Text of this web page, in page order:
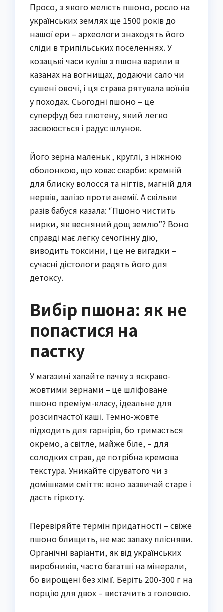
Просо, з якого мелють пшоно, росло на
українських землях ще 1500 років до
нашої ери – археологи знаходять його
сліди в трипільських поселеннях. У
козацькі часи куліш з пшона варили в
казанах на вогнищах, додаючи сало чи
сушені овочі, і ця страва рятувала воїнів
у походах. Сьогодні пшоно – це
суперфуд без глютену, який легко
засвоюється і радує шлунок.
Його зерна маленькі, круглі, з ніжною
оболонкою, що ховає скарби: кремній
для блиску волосся та нігтів, магній для
нервів, залізо проти анемії. А скільки
разів бабуся казала: “Пшоно чистить
нирки, як весняний дощ землю”? Воно
справді має легку сечогінну дію,
виводить токсини, і це не вигадки –
сучасні дієтологи радять його для
детоксу.
Вибір пшона: як не
попастися на
пастку
У магазині хапайте пачку з яскраво-
жовтими зернами – це шліфоване
пшоно преміум-класу, ідеальне для
розсипчастої каші. Темно-жовте
підходить для гарнірів, бо тримається
окремо, а світле, майже біле, – для
солодких страв, де потрібна кремова
текстура. Уникайте сіруватого чи з
домішками сміття: воно зазвичай старе і
дасть гіркоту.
Перевіряйте термін придатності – свіже
пшоно блищить, не має запаху плісняви.
Органічні варіанти, як від українських
виробників, часто багатші на мінерали,
бо вирощені без хімії. Беріть 200-300 г на
порцію для двох – вистачить з головою.